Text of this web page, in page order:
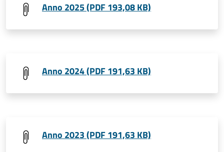
Anno 2025 (PDF 193,08 KB)
Anno 2024 (PDF 191,63 KB)
Anno 2023 (PDF 191,63 KB)